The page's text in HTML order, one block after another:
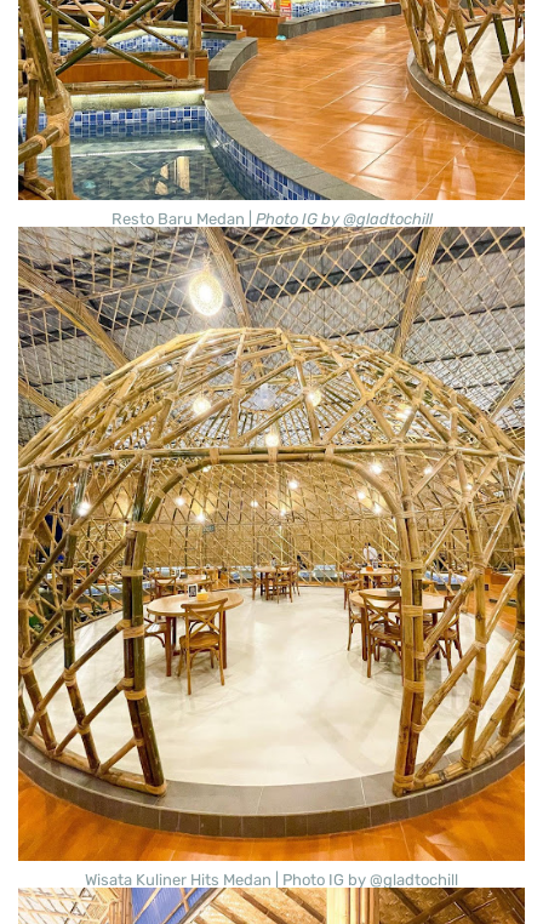
Resto Baru Medan | Photo IG by @gladtochill
Wisata Kuliner Hits Medan | Photo IG by @gladtochill